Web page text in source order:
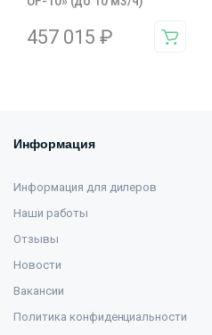
457 015 ₽
Информация
Информация для дилеров
Наши работы
Отзывы
Новости
Вакансии
Политика конфиденциальности